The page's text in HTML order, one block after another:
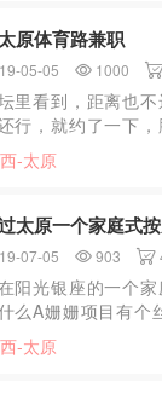
原体育路兼职
05-05 1000
里看到，距离也
行，就约了一下
下来，好像是从
坠感还没完全的减
-太原
太原一个家庭式
07-05 903
阳光银座的一个
么A姗姗项目有个
大神去过靠不靠谱
的老司机给指个路
-太原